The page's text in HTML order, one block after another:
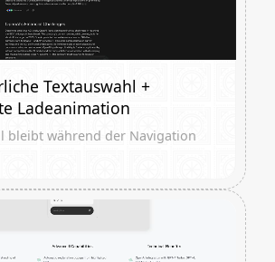
Textauswahl +
Ladeanimation
bleibt während der Navigation